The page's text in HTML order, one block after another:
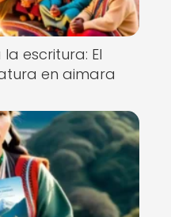
escritura: El
en aimara